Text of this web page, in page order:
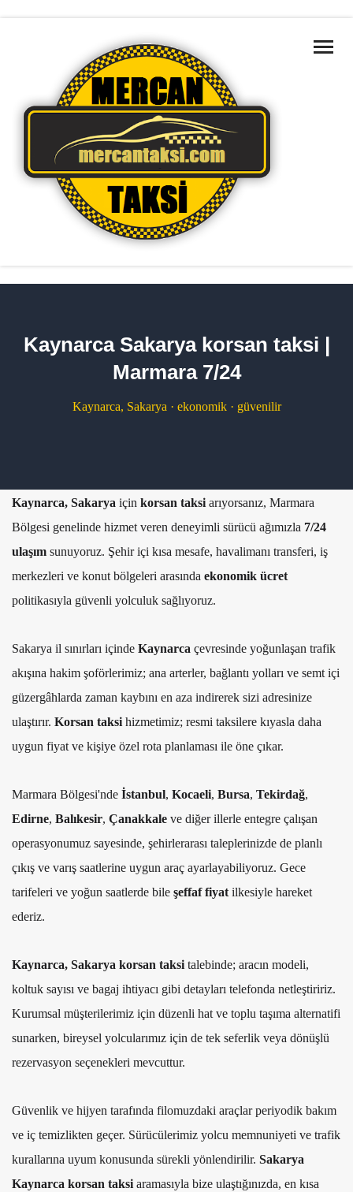
ANA SAYFA
MARMARA BÖLGELERI
HAKKIMIZDA
HIZMETLERIMIZ
TAKSILERIMIZ
İLETIŞIM
HIZMET BÖLGELERIMIZ
Kaynarca Sakarya korsan taksi |
Marmara 7/24
Kaynarca, Sakarya · ekonomik · güvenilir
Kaynarca, Sakarya için korsan taksi arıyorsanız, Marmara
Bölgesi genelinde hizmet veren deneyimli sürücü ağımızla 7/24
ulaşım sunuyoruz. Şehir içi kısa mesafe, havalimanı transferi, iş
merkezleri ve konut bölgeleri arasında ekonomik ücret
politikasıyla güvenli yolculuk sağlıyoruz.
Sakarya il sınırları içinde Kaynarca çevresinde yoğunlaşan trafik
akışına hakim şoförlerimiz; ana arterler, bağlantı yolları ve semt içi
güzergâhlarda zaman kaybını en aza indirerek sizi adresinize
ulaştırır. Korsan taksi hizmetimiz; resmi taksilere kıyasla daha
uygun fiyat ve kişiye özel rota planlaması ile öne çıkar.
Marmara Bölgesi'nde İstanbul, Kocaeli, Bursa, Tekirdağ,
Edirne, Balıkesir, Çanakkale ve diğer illerle entegre çalışan
operasyonumuz sayesinde, şehirlerarası taleplerinizde de planlı
çıkış ve varış saatlerine uygun araç ayarlayabiliyoruz. Gece
tarifeleri ve yoğun saatlerde bile şeffaf fiyat ilkesiyle hareket
ederiz.
Kaynarca, Sakarya korsan taksi talebinde; aracın modeli,
koltuk sayısı ve bagaj ihtiyacı gibi detayları telefonda netleştiririz.
Kurumsal müşterilerimiz için düzenli hat ve toplu taşıma alternatifi
sunarken, bireysel yolcularımız için de tek seferlik veya dönüşlü
rezervasyon seçenekleri mevcuttur.
Güvenlik ve hijyen tarafında filomuzdaki araçlar periyodik bakım
ve iç temizlikten geçer. Sürücülerimiz yolcu memnuniyeti ve trafik
kurallarına uyum konusunda sürekli yönlendirilir. Sakarya
Kaynarca korsan taksi aramasıyla bize ulaştığınızda, en kısa